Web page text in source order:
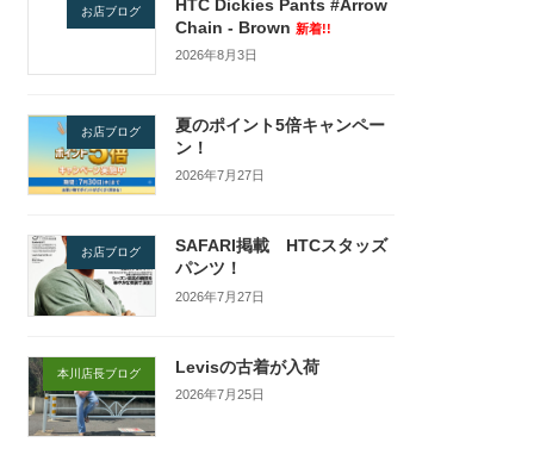
お店ブログ
HTC Dickies Pants #Arrow
Chain - Brown 新着!!
2026年8月3日
お店ブログ
夏のポイント5倍キャンペー
ン！
2026年7月27日
お店ブログ
SAFARI掲載 HTCスタッズ
パンツ！
2026年7月27日
本川店長ブログ Levisの古着が入荷
2026年7月25日